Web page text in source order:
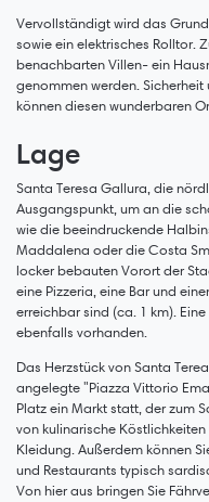
Vervollständigt wird das
sowie ein elektrisches Rolltor.
benachbarten Villen- ein
genommen werden.
können diesen wunderbaren
Lage
Santa Teresa Gallura, die
Ausgangspunkt, um an die
wie die beeindruckende
Maddalena oder die Costa
locker bebauten Vorort der
eine Pizzeria, eine Bar und
erreichbar sind (ca. 1 km).
ebenfalls vorhanden.
Das Herzstück von Santa
angelegte "Piazza Vittorio
Platz ein Markt statt, der zum
von kulinarische
Kleidung. Außerdem können
und Restaurants typisch
Von hier aus bringen Sie